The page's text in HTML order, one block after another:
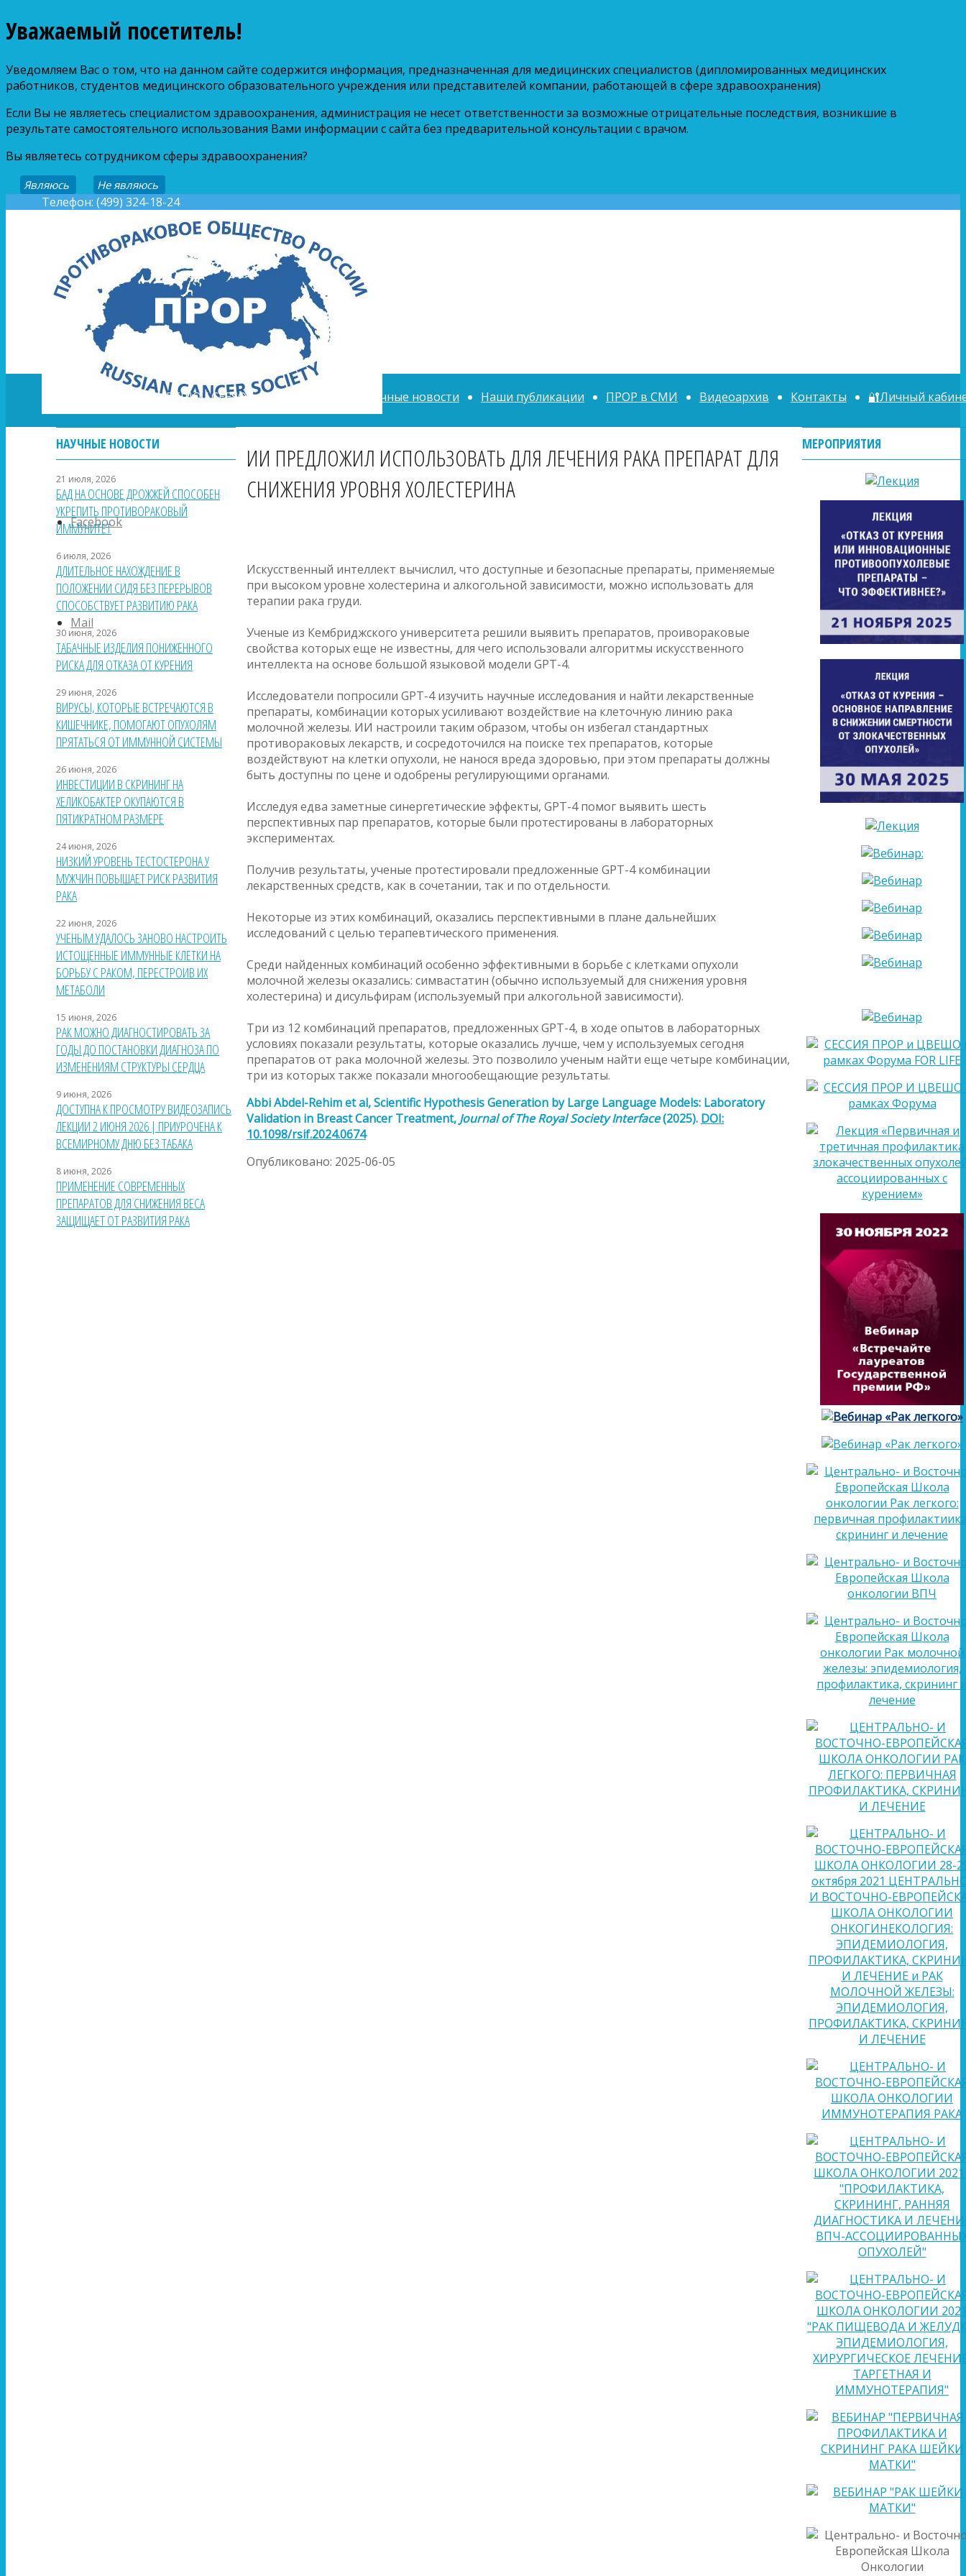
Уважаемый посетитель!
Уведомляем Вас о том, что на данном сайте содержится информация, предназначенная для медицинских специалистов (дипломированных медицинских
работников, студентов медицинского образовательного учреждения или представителей компании, работающей в сфере здравоохранения)
Если Вы не являетесь специалистом здравоохранения, администрация не несет ответственности за возможные отрицательные последствия, возникшие в
результате самостоятельного использования Вами информации с сайта без предварительной консультации с врачом.
Вы являетесь сотрудником сферы здравоохранения?
Являюсь Не являюсь
Телефон: (499) 324-18-24
Facebook
Mail
ЦВЕШО / CEESO Наш журнал Научные новости Наши публикации ПРОР в СМИ Видеоархив Контакты 🔐Личный
ИИ ПРЕДЛОЖИЛ ИСПОЛЬЗОВАТЬ ДЛЯ ЛЕЧЕНИЯ РАКА ПРЕПАРАТ ДЛЯ
СНИЖЕНИЯ УРОВНЯ ХОЛЕСТЕРИНА
Искусственный интеллект вычислил, что доступные и безопасные препараты, применяемые
при высоком уровне холестерина и алкогольной зависимости, можно использовать для
терапии рака груди.
Ученые из Кембриджского университета решили выявить препаратов, проивораковые
свойства которых еще не известны, для чего использовали алгоритмы искусственного
интеллекта на основе большой языковой модели GPT-4.
Исследователи попросили GPT-4 изучить научные исследования и найти лекарственные
препараты, комбинации которых усиливают воздействие на клеточную линию рака
молочной железы. ИИ настроили таким образом, чтобы он избегал стандартных
противораковых лекарств, и сосредоточился на поиске тех препаратов, которые
воздействуют на клетки опухоли, не нанося вреда здоровью, при этом препараты должны
быть доступны по цене и одобрены регулирующими органами.
Исследуя едва заметные синергетические эффекты, GPT-4 помог выявить шесть
перспективных пар препаратов, которые были протестированы в лабораторных
экспериментах.
Получив результаты, ученые протестировали предложенные GPT-4 комбинации
лекарственных средств, как в сочетании, так и по отдельности.
Некоторые из этих комбинаций, оказались перспективными в плане дальнейших
исследований с целью терапевтического применения.
Среди найденных комбинаций особенно эффективными в борьбе с клетками опухоли
молочной железы оказались: симвастатин (обычно используемый для снижения уровня
холестерина) и дисульфирам (используемый при алкогольной зависимости).
Три из 12 комбинаций препаратов, предложенных GPT-4, в ходе опытов в лабораторных
условиях показали результаты, которые оказались лучше, чем у используемых сегодня
препаратов от рака молочной железы. Это позволило ученым найти еще четыре комбинации,
три из которых также показали многообещающие результаты.
Abbi Abdel-Rehim et al, Scientific Hypothesis Generation by Large Language Models: Laboratory
Validation in Breast Cancer Treatment, Journal of The Royal Society Interface(2025). DOI:
10.1098/rsif.2024.0674
Опубликовано: 2025-06-05
НАУЧНЫЕ НОВОСТИ
21 июля, 2026
БАД НА ОСНОВЕ ДРОЖЖЕЙ СПОСОБЕН
УКРЕПИТЬ ПРОТИВОРАКОВЫЙ
ИММУНИТЕТ
6 июля, 2026
ДЛИТЕЛЬНОЕ НАХОЖДЕНИЕ В
ПОЛОЖЕНИИ СИДЯ БЕЗ ПЕРЕРЫВОВ
СПОСОБСТВУЕТ РАЗВИТИЮ РАКА
30 июня, 2026
ТАБАЧНЫЕ ИЗДЕЛИЯ ПОНИЖЕННОГО
РИСКА ДЛЯ ОТКАЗА ОТ КУРЕНИЯ
29 июня, 2026
ВИРУСЫ, КОТОРЫЕ ВСТРЕЧАЮТСЯ В
КИШЕЧНИКЕ, ПОМОГАЮТ ОПУХОЛЯМ
ПРЯТАТЬСЯ ОТ ИММУННОЙ СИСТЕМЫ
26 июня, 2026
ИНВЕСТИЦИИ В СКРИНИНГ НА
ХЕЛИКОБАКТЕР ОКУПАЮТСЯ В
ПЯТИКРАТНОМ РАЗМЕРЕ
24 июня, 2026
НИЗКИЙ УРОВЕНЬ ТЕСТОСТЕРОНА У
МУЖЧИН ПОВЫШАЕТ РИСК РАЗВИТИЯ
РАКА
22 июня, 2026
УЧЕНЫМ УДАЛОСЬ ЗАНОВО НАСТРОИТЬ
ИСТОЩЕННЫЕ ИММУННЫЕ КЛЕТКИ НА
БОРЬБУ С РАКОМ, ПЕРЕСТРОИВ ИХ
МЕТАБОЛИ
15 июня, 2026
РАК МОЖНО ДИАГНОСТИРОВАТЬ ЗА
ГОДЫ ДО ПОСТАНОВКИ ДИАГНОЗА ПО
ИЗМЕНЕНИЯМ СТРУКТУРЫ СЕРДЦА
9 июня, 2026
ДОСТУПНА К ПРОСМОТРУ ВИДЕОЗАПИСЬ
ЛЕКЦИИ 2 ИЮНЯ 2026 | ПРИУРОЧЕНА К
ВСЕМИРНОМУ ДНЮ БЕЗ ТАБАКА
8 июня, 2026
ПРИМЕНЕНИЕ СОВРЕМЕННЫХ
ПРЕПАРАТОВ ДЛЯ СНИЖЕНИЯ ВЕСА
ЗАЩИЩАЕТ ОТ РАЗВИТИЯ РАКА
МЕРОПРИЯТИЯ